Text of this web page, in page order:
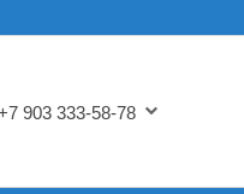
903 333-58-78